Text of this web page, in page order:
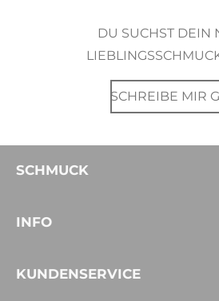
DU SUCHST DEIN
SCHREIBE MIR
SCHMUCK
INFO
KUNDENSERVICE